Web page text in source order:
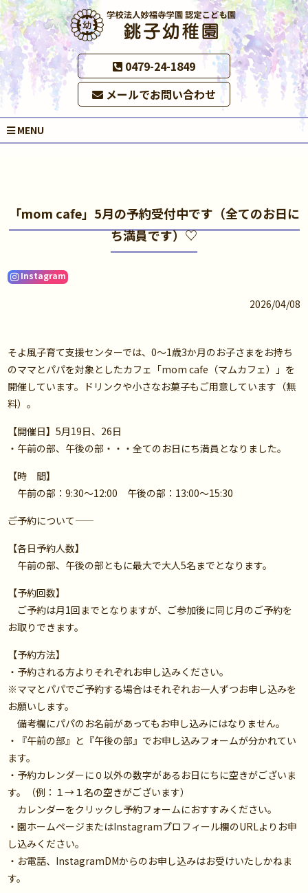
0479-24-1849
メールでお問い合わせ
MENU
「mom cafe」5月の予約受付中です（全てのお日に
ち満員です）♡
Instagram
2026/04/08
そよ風子育て支援センターでは、0〜1歳3か月のお子さまをお持ち
のママとパパを対象としたカフェ「mom cafe（マムカフェ）」を
開催しています。ドリンクや小さなお菓子もご用意しています（無
料）。
【開催日】5月19日、26日
・午前の部、午後の部・・・全てのお日にち満員となりました。
【時 間】
午前の部：9:30～12:00 午後の部：13:00〜15:30
――ご予約について――
【各日予約人数】
午前の部、午後の部ともに最大で大人5名までとなります。
【予約回数】
ご予約は月1回までとなりますが、ご参加後に同じ月のご予約を
お取りできます。
【予約方法】
・予約される方よりそれぞれお申し込みください。
※ママとパパでご予約する場合はそれぞれお一人ずつお申し込みを
お願いします。
備考欄にパパのお名前があってもお申し込みにはなりません。
・『午前の部』と『午後の部』でお申し込みフォームが分かれてい
ます。
・予約カレンダーに０以外の数字があるお日にちに空きがございま
す。（例：１→１名の空きがございます）
カレンダーをクリックし予約フォームにおすすみください。
・園ホームページまたはInstagramプロフィール欄のURLよりお申
し込みください。
・お電話、InstagramDMからのお申し込みはお受けいたしかねま
す。